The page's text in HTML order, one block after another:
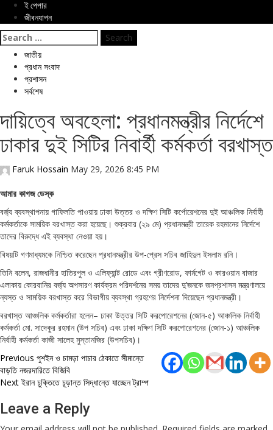
ই পেপার
জীবনযাপন
Search
for:
জাতীয়
প্রধান সংবাদ
প্রশাসন
সর্বশেষ
দায়িত্বে অবহেলা: প্রধানমন্ত্রীর নির্দেশে
ঢাকার দুই সিটির নিবার্হী কর্মকর্তা বরখাস্ত
Faruk Hossain May 29, 2026 8:45 PM
আমার কাগজ ডেস্ক
বর্জ্য ব্যবস্থাপনায় গাফিলতি পাওয়ায় ঢাকা উত্তর ও দক্ষিণ সিটি কর্পোরেশনের দুই আঞ্চলিক নির্বাহী
কর্মকর্তাকে সাময়িক বরখাস্ত করা হয়েছে। শুক্রবার (২৯ মে) প্রধানমন্ত্রী তারেক রহমানের নির্দেশে
তাদের বিরুদ্ধে এই ব্যবস্থা নেওয়া হয়।
বিষয়টি গণমাধ্যমকে নিশ্চিত করেছেন প্রধানমন্ত্রীর উপ-প্রেস সচিব জাহিদুল ইসলাম রনি।
তিনি বলেন, রাজধানীর হাতিরপুল ও এলিফ্যান্ট রোডে এবং গ্রীণরোড, ফার্মগেট ও কারওয়ান বাজার
এলাকায় কোরবানির বর্জ্য অপসারণ কার্যক্রম পরিদর্শনের সময় তাদের দু’জনকে জনপ্রশাসন মন্ত্রণালয়ে
ন্যস্ত ও সাময়িক বরখাস্ত করে বিভাগীয় ব্যবস্থা গ্রহণের নির্দেশনা দিয়েছেন প্রধানমন্ত্রী।
বরখাস্ত আঞ্চলিক কর্মকর্তারা হলেন– ঢাকা উত্তর সিটি করপোরেশনের (জোন-৫) আঞ্চলিক নির্বাহী
কর্মকর্তা মো. সাদেকুর রহমান (উপ সচিব) এবং ঢাকা দক্ষিণ সিটি করপোরেশনের (জোন-১) আঞ্চলিক
নির্বাহী কর্মকর্তা কাজী সালেহ মুস্তানজির (উপসচিব)।
Post
navigation
Previous পুশইন ও চামড়া পাচার ঠেকাতে সীমান্তে
বাড়তি নজরদারিতে বিজিবি
Nextইরান চুক্তিতে চূড়ান্ত সিদ্ধান্তে যাচ্ছেন ট্রাম্প
Leave a Reply